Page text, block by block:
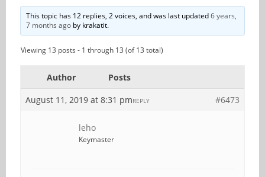
O Nezvědavci
Kontakt
This topic has 12 replies, 2 voices, and was last updated6 years,
7 months ago by krakatit.
Viewing 13 posts - 1 through 13 (of 13 total)
Author
Posts
August 11, 2019 at 8:31 pm
#6473
REPLY
leho
Keymaster